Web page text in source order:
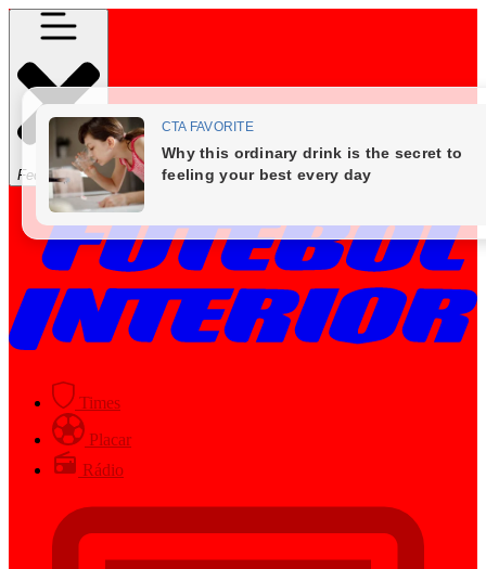
Fechar Menu
Times
Placar
Rádio